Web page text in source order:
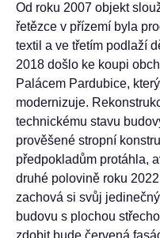
Od roku 2007 objekt
řetězce v přízemí byla
textil a ve třetím podlaží
2018 došlo ke koupi
Palácem Pardubice,
modernizuje.
technickému stavu
prověšené stropní
předpokladům protáhla,
druhé polovině roku
zachová si svůj
budovu s plochou
zdobit bude červená